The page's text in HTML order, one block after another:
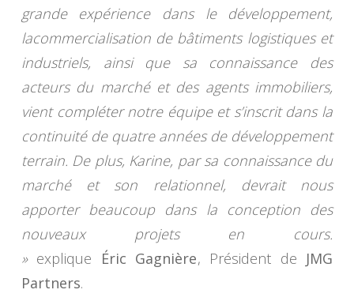
grande expérience dans le développement,
lacommercialisation de bâtiments logistiques et
industriels, ainsi que sa connaissance des
acteurs du marché et des agents immobiliers,
vient compléter notre équipe et s’inscrit dans la
continuité de quatre années de développement
terrain. De plus, Karine, par sa connaissance du
marché et son relationnel, devrait nous
apporter beaucoup dans la conception des
nouveaux projets en cours.
»explique Éric Gagnière, Président de JMG
Partners.